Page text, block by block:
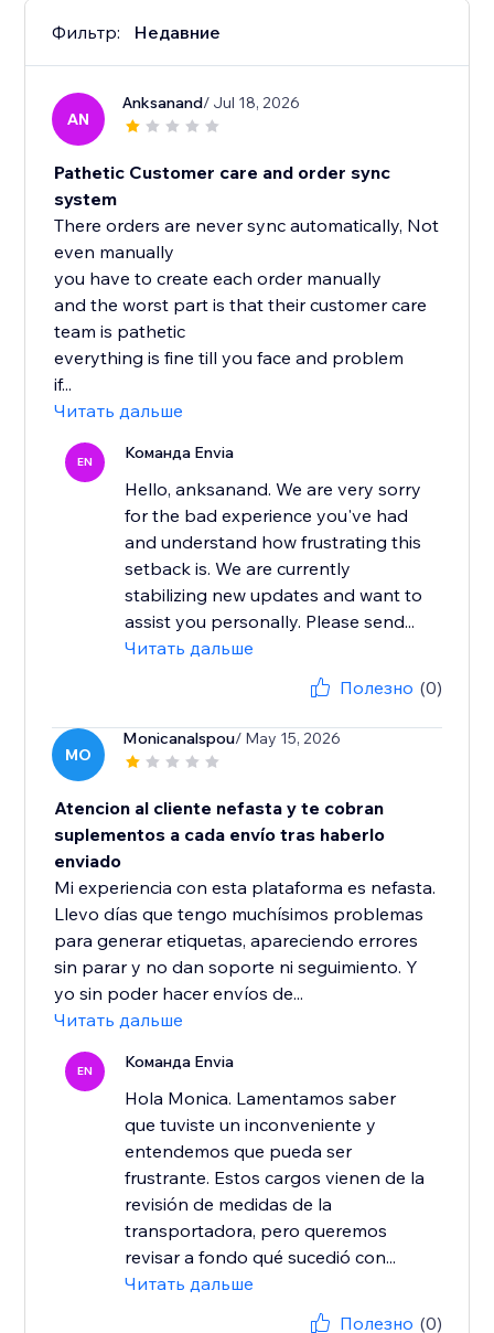
Фильтр: Недавние
AN
Anksanand/ Jul 18, 2026
Pathetic Customer care and order sync
system
There orders are never sync automatically, Not
even manually
you have to create each order manually
and the worst part is that their customer care
team is pathetic
everything is fine till you face and problem
if...
Читать дальше
EN Команда Envia
Hello, anksanand. We are very sorry
for the bad experience you've had
and understand how frustrating this
setback is. We are currently
stabilizing new updates and want to
assist you personally. Please send...
Читать дальше
Полезно (0)
MO
Monicanalspou/ May 15, 2026
Atencion al cliente nefasta y te cobran
suplementos a cada envío tras haberlo
enviado
Mi experiencia con esta plataforma es nefasta.
Llevo días que tengo muchísimos problemas
para generar etiquetas, apareciendo errores
sin parar y no dan soporte ni seguimiento. Y
yo sin poder hacer envíos de...
Читать дальше
EN Команда Envia
Hola Monica. Lamentamos saber
que tuviste un inconveniente y
entendemos que pueda ser
frustrante. Estos cargos vienen de la
revisión de medidas de la
transportadora, pero queremos
revisar a fondo qué sucedió con...
Читать дальше
Полезно (0)